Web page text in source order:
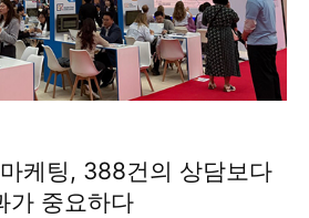
케팅, 388건의 상담보다
가 중요하다